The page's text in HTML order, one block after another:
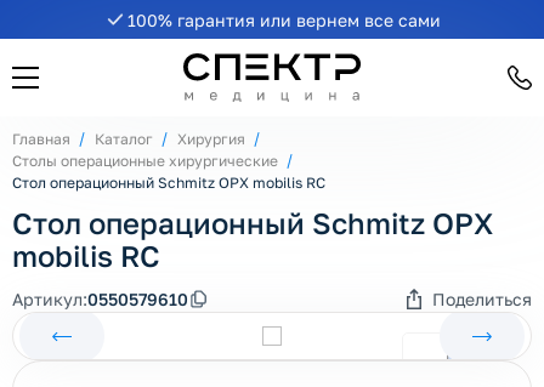
100% гарантия или вернем все сами
Главная Каталог
Хирургия
Столы операционные хирургические
Стол операционный Schmitz OPX mobilis RC
Стол операционный Schmitz OPX
mobilis RC
Артикул:0550579610 Поделиться